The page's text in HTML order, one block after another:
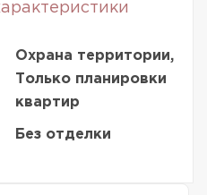
Охрана территории,
Только планировки
квартир
Без отделки